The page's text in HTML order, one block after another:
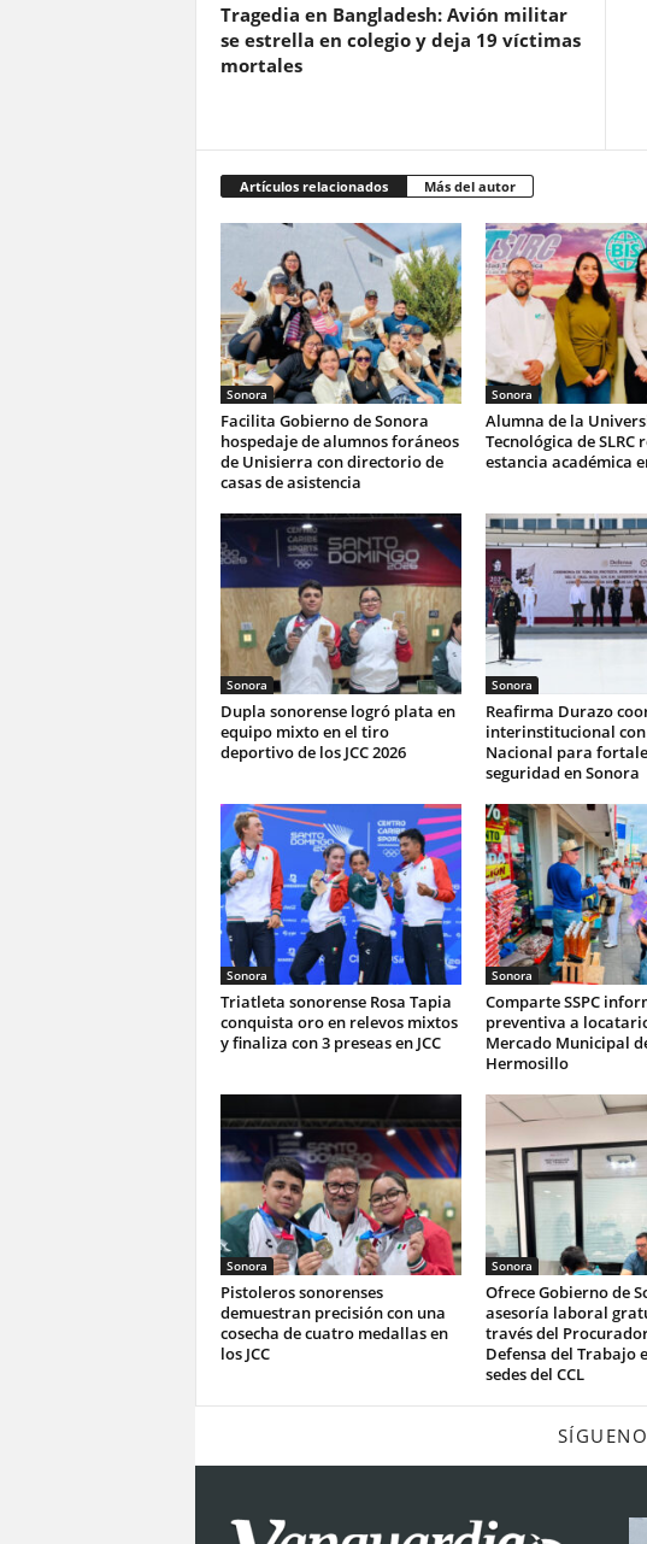
Tragedia en Bangladesh: Avión militar
se estrella en colegio y deja 19 víctimas
mortales
Artículos relacionados Más del autor
Sonora
Facilita Gobierno de Sonora
hospedaje de alumnos foráneos
de Unisierra con directorio de
casas de asistencia
Sonora
Alumna de la
Tecnológica de SLRC
estancia académica
Sonora
Dupla sonorense logró plata en
equipo mixto en el tiro
deportivo de los JCC 2026
Sonora
Reafirma Durazo
interinstitucional
Nacional para
seguridad en Sonora
Sonora
Triatleta sonorense Rosa Tapia
conquista oro en relevos mixtos
y finaliza con 3 preseas en JCC
Sonora
Comparte SSPC
preventiva a
Mercado Municipal
Hermosillo
Sonora
Pistoleros sonorenses
demuestran precisión con una
cosecha de cuatro medallas en
los JCC
Sonora
Ofrece Gobierno de
asesoría laboral
través del
Defensa del Trabajo
sedes del CCL